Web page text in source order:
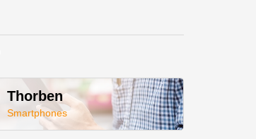
Thorben
Smartphones